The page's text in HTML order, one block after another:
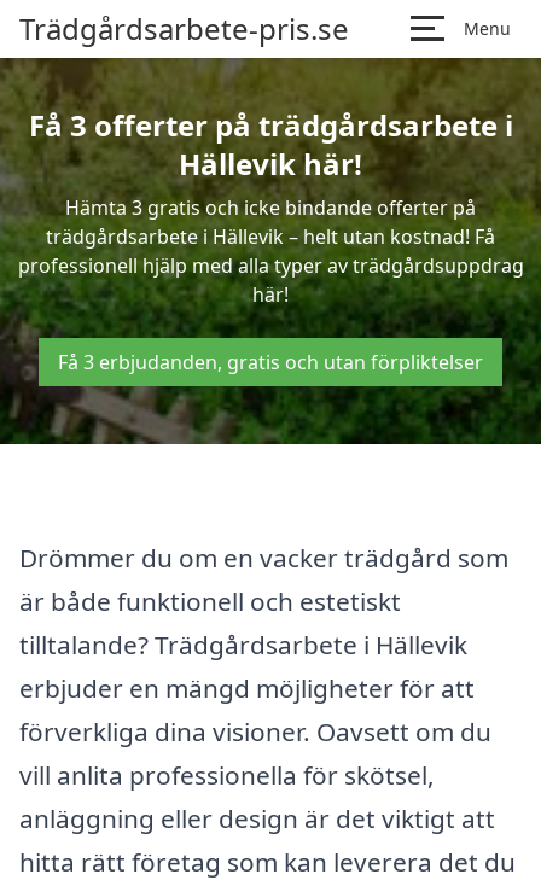
Trädgårdsarbete-pris.se Menu
Få 3 offerter på trädgårdsarbete i
Hällevik här!
Hämta 3 gratis och icke bindande offerter på
trädgårdsarbete i Hällevik – helt utan kostnad! Få
professionell hjälp med alla typer av trädgårdsuppdrag
här!
Få 3 erbjudanden, gratis och utan förpliktelser
Drömmer du om en vacker trädgård som
är både funktionell och estetiskt
tilltalande? Trädgårdsarbete i Hällevik
erbjuder en mängd möjligheter för att
förverkliga dina visioner. Oavsett om du
vill anlita professionella för skötsel,
anläggning eller design är det viktigt att
hitta rätt företag som kan leverera det du